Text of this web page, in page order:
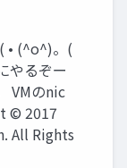
• (^o^)。(
やるぞー
VMのnic
© 2017
All Rights